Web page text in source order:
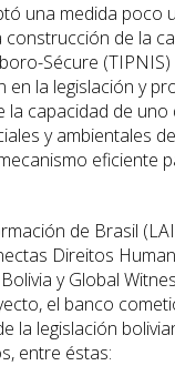
una medida poco
de la
Sécure
la legislación y
capacidad de uno
y ambientales
eficiente
de Brasil
Direitos
y Global
el banco
la legislación
entre éstas: